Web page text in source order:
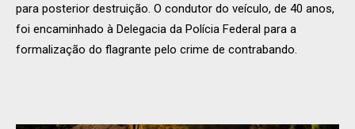
para posterior destruição. O condutor do veículo, de 40 anos,
foi encaminhado à Delegacia da Polícia Federal para a
formalização do flagrante pelo crime de contrabando.